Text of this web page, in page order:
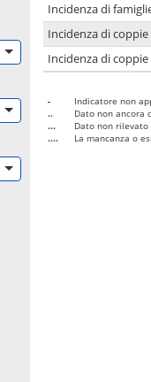
Incidenza di
Incidenza di
Incidenza di
-
Indicatore non
..
Dato non ancora
...
Dato non rilevato
....
La mancanza o